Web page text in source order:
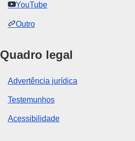
YouTube
Outro
Quadro legal
Advertência jurídica
Testemunhos
Acessibilidade